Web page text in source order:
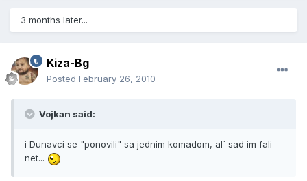
3 months later...
Kiza-Bg
Posted February 26, 2010
Vojkan said:
i Dunavci se "ponovili" sa jednim komadom, al` sad im fali
net...